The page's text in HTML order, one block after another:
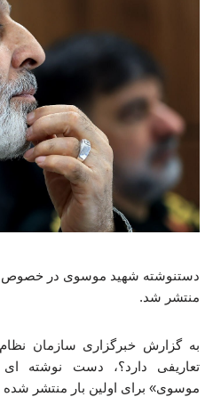
دستنوشته شهید موسوی در خصوص
منتشر شد.
به گزارش خبرگزاری سازمان
تعاریفی دارد؟، دست نوشته ای
موسوی» برای اولین بار منتشر